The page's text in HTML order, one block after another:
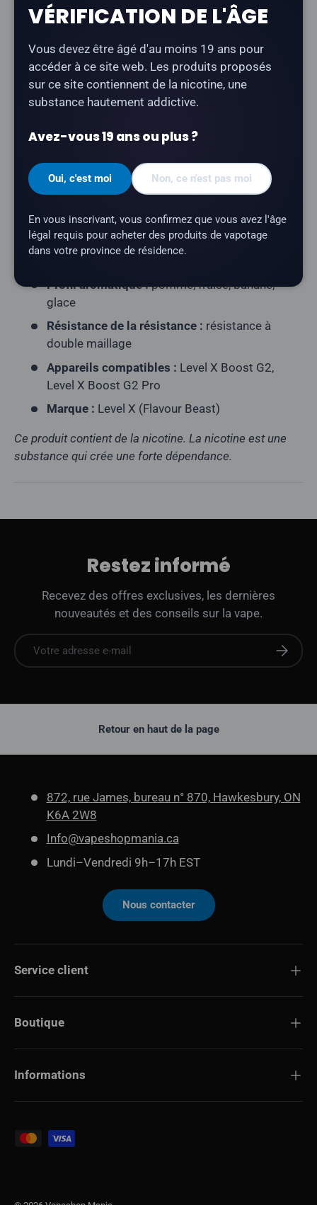
La cartouche Level X G2 Ultra 50K « Epic Apple
Strawnana Ice »
offre un mélange de pomme, de
fraise et de banane, avec une note finale
rafraîchissante. Elle fait partie de la gamme «
Unleashed » — des saveurs audacieuses et intenses
Type de produit :Pod fermé prérempli
Modèle :Level X G2 Ultra 50K Pod
Unleashed
Nombre de bouffées :jusqu'à 50 000
Contenance en e-liquide :20 ml
Teneur en nicotine :
Profil aromatique :pomme, fraise, banane,
glace
Résistance de la résistance : résistance à
double maillage
Appareils compatibles : Level X Boost G2,
Level X Boost G2 Pro
Marque : Level X (Flavour Beast)
Ce produit contient de la nicotine. La nicotine est une
substance qui crée une forte dépendance.
Restez informé
Recevez des offres exclusives, les dernières
nouveautés et des conseils sur la vape.
E-mail
VÉRIFICATION DE L'ÂGE
Vous devez être âgé d'au moins 19 ans pour
accéder à ce site web. Les produits proposés
sur ce site contiennent de la nicotine, une
substance hautement addictive.
Avez-vous 19 ans ou plus ?
Oui, c'est moi Non, ce n'est pas moi
En vous inscrivant, vous confirmez que vous avez l'âge
légal requis pour acheter des produits de vapotage
dans votre province de résidence.
Retour en haut de la page
872, rue James, bureau n° 870, Hawkesbury, ON
K6A 2W8
Info@vapeshopmania.ca
Lundi–Vendredi 9h–17h EST
Nous contacter
Service client
Boutique
Informations
Modes de paiement acceptés